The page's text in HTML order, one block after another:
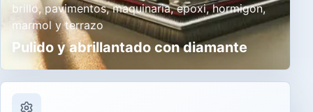
brillo, pavimentos, maquinaria, epoxi, hormigon,
marmol y terrazo
Pulido y abrillantado con diamante